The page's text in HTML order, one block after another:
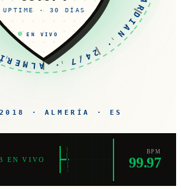
UPTIME · 30 DÍAS
EN VIVO
· ALMERÍA · ES
EN VIVO
BPM
99.97